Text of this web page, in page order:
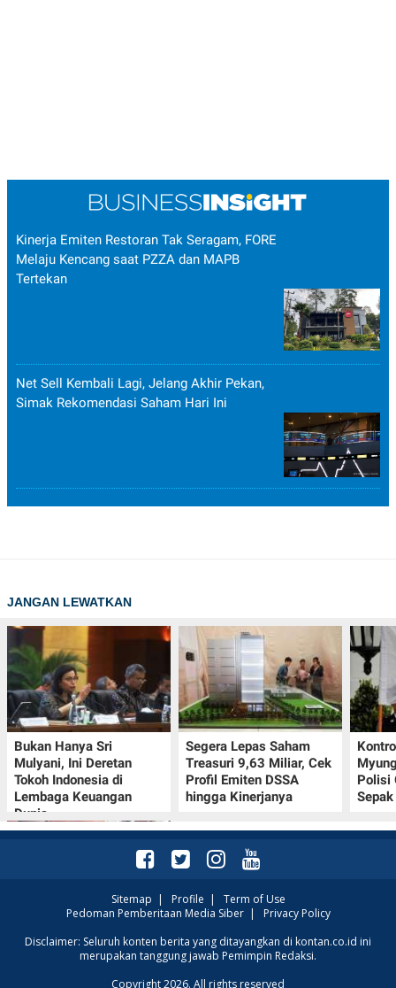
Kinerja Emiten Restoran Tak Seragam, FORE
Melaju Kencang saat PZZA dan MAPB
Tertekan
Net Sell Kembali Lagi, Jelang Akhir Pekan,
Simak Rekomendasi Saham Hari Ini
JANGAN LEWATKAN
Bukan Hanya Sri
Mulyani, Ini Deretan
Tokoh Indonesia di
Lembaga Keuangan
Dunia
Segera Lepas Saham
Treasuri 9,63 Miliar, Cek
Profil Emiten DSSA
hingga Kinerjanya
Polisi
Promo Alfamart Murah
Banget 7–13 Agustus
Sitemap | Profile | Term of Use
Pedoman Pemberitaan Media Siber| Privacy Policy
Disclaimer: Seluruh konten berita yang ditayangkan di kontan.co.id ini
merupakan tanggung jawab Pemimpin Redaksi.
Copyright 2026. All rights reserved